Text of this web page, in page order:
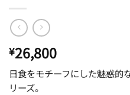
¥26,800
日食をモチーフにした魅惑的
リーズ。